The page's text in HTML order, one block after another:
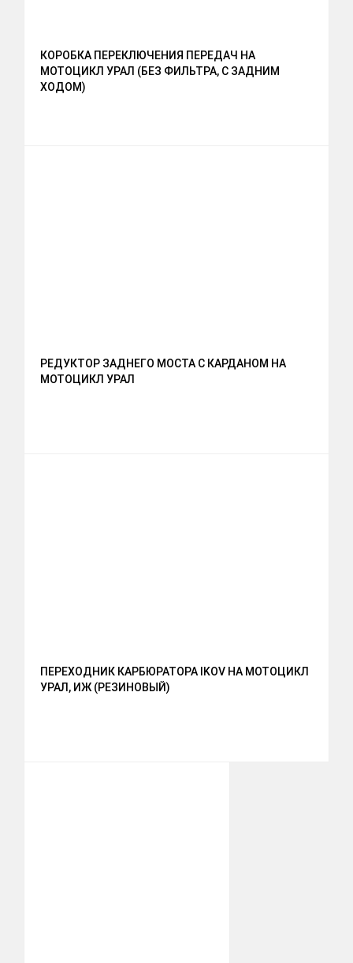
КОРОБКА ПЕРЕКЛЮЧЕНИЯ ПЕРЕДАЧ НА
МОТОЦИКЛ УРАЛ (БЕЗ ФИЛЬТРА, С ЗАДНИМ
ХОДОМ)
РЕДУКТОР ЗАДНЕГО МОСТА С КАРДАНОМ НА
МОТОЦИКЛ УРАЛ
ПЕРЕХОДНИК КАРБЮРАТОРА IKOV НА МОТОЦИКЛ
УРАЛ, ИЖ (РЕЗИНОВЫЙ)